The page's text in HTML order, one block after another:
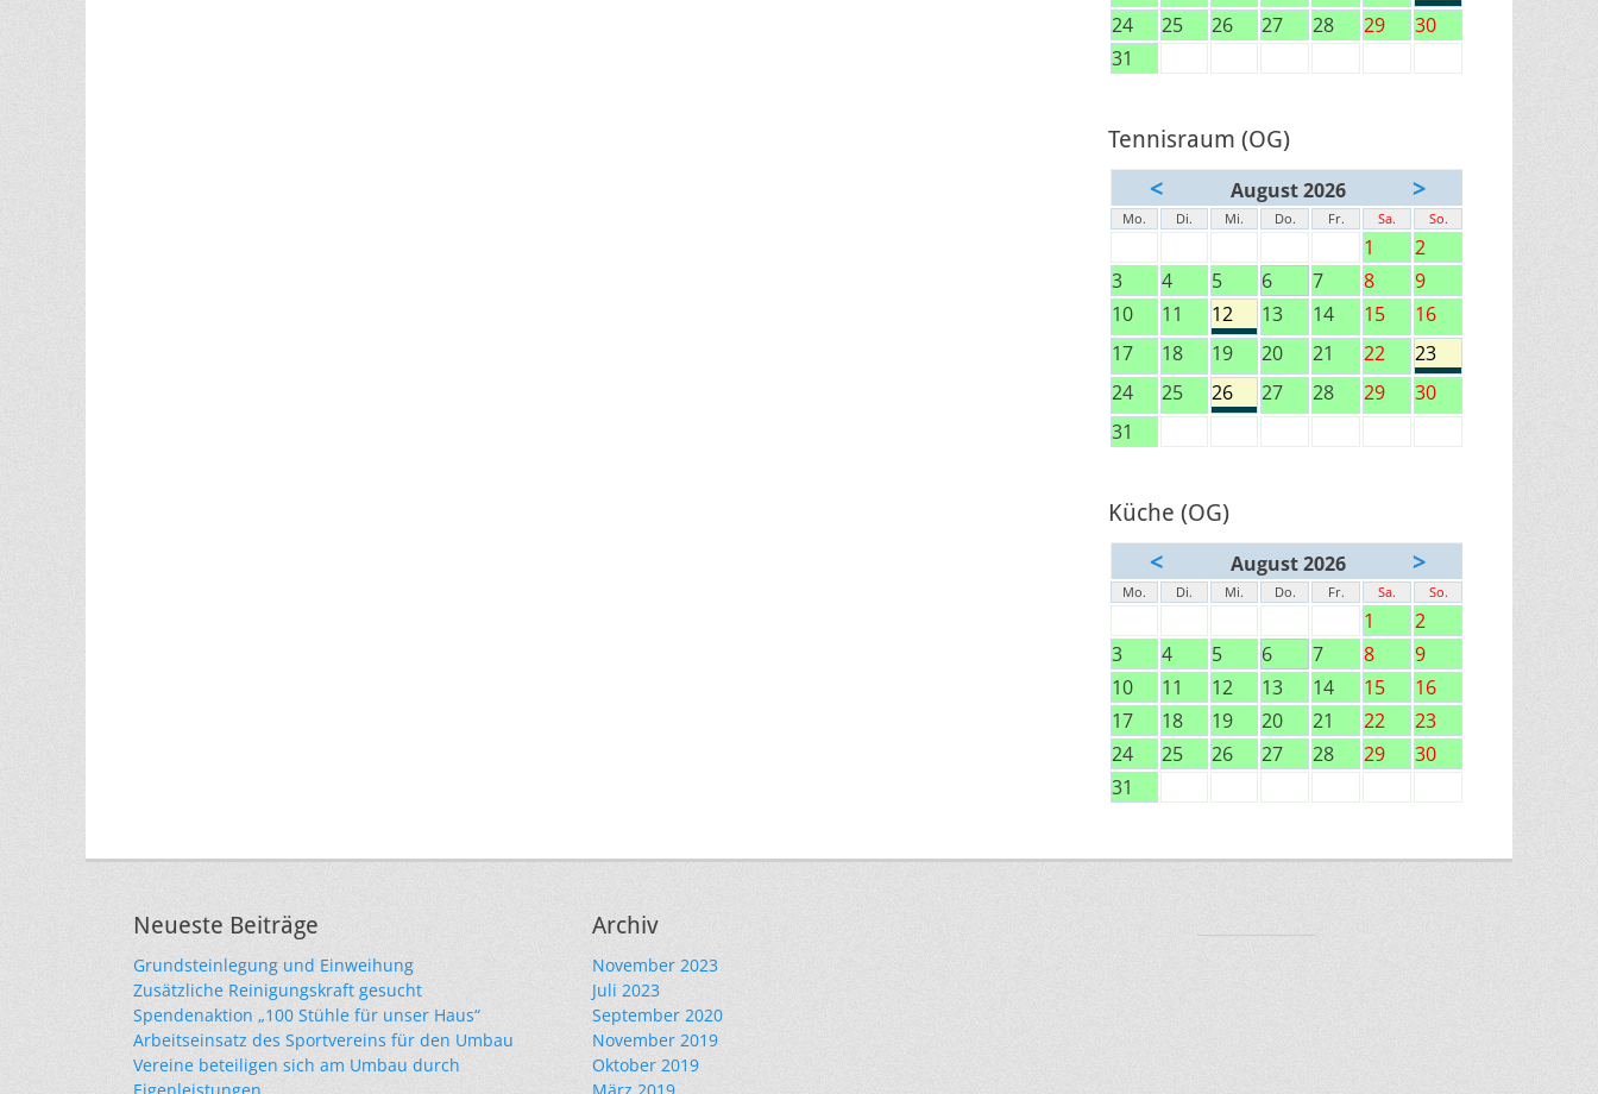
24
25 26 27 28 29
30
31
Tennisraum (OG)
< August 2026 >
Mo. Di. Mi. Do. Fr. Sa. So.
1
2
3
4 5 6 7 8
9
10
11 12 13 14 15
16
17
18 19 20 21 22
23
24
25 26 27 28 29
30
31
Küche (OG)
< August 2026 >
Mo. Di. Mi. Do. Fr. Sa. So.
1
2
3
4 5 6 7 8
9
10
11 12 13 14 15
16
17
18 19 20 21 22
23
24
25 26 27 28 29
30
31
Neueste Beiträge
Grundsteinlegung und Einweihung
Zusätzliche Reinigungskraft gesucht
Spendenaktion „100 Stühle für unser Haus“
Arbeitseinsatz des Sportvereins für den Umbau
Vereine beteiligen sich am Umbau durch
Archiv
November 2023
Juli 2023
September 2020
November 2019
Oktober 2019